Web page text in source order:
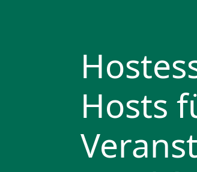
Hosts